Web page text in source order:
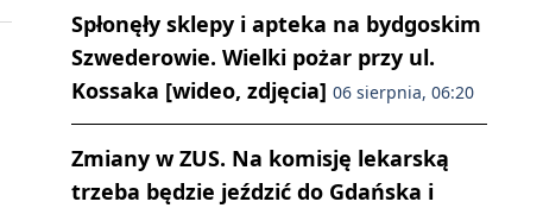
Spłonęły sklepy i apteka na bydgoskim
Szwederowie. Wielki pożar przy ul.
Kossaka [wideo, zdjęcia] 06 sierpnia, 06:20
Zmiany w ZUS. Na komisję lekarską
trzeba będzie jeździć do Gdańska i